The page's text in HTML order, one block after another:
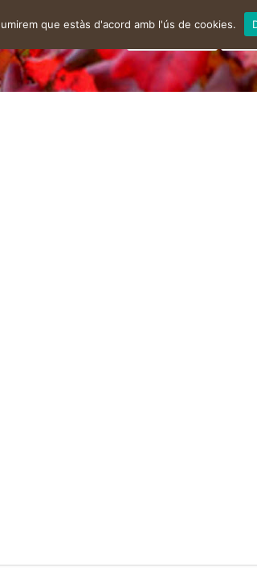
que estàs d'acord amb l'ús de cookies.